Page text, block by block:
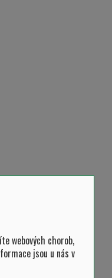
webových chorob,
jsou u nás v